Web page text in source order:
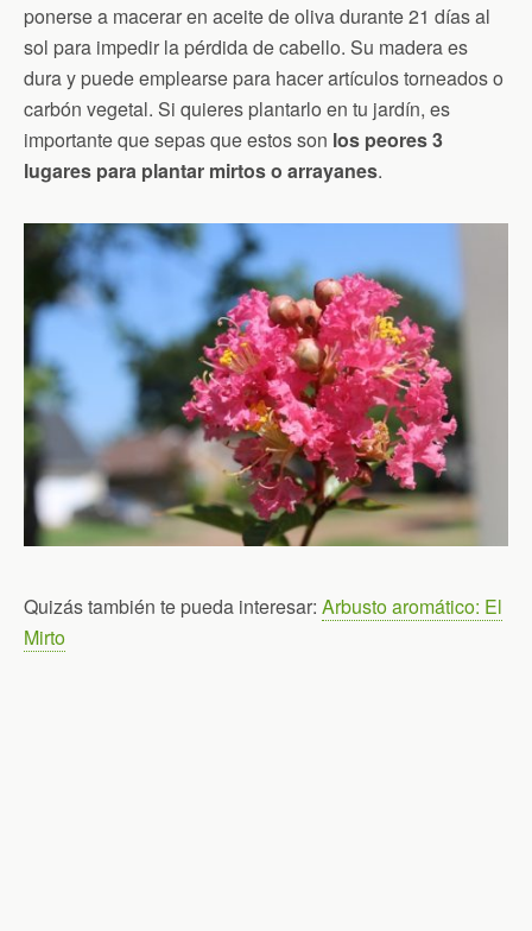
ponerse a macerar en aceite de oliva durante 21 días al
sol para impedir la pérdida de cabello. Su madera es
dura y puede emplearse para hacer artículos torneados o
carbón vegetal. Si quieres plantarlo en tu jardín, es
importante que sepas que estos son los peores 3
lugares para plantar mirtos o arrayanes.
Quizás también te pueda interesar: Arbusto aromático: El
Mirto